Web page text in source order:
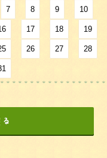
7 8 9 10
17 18 19
26 27 28